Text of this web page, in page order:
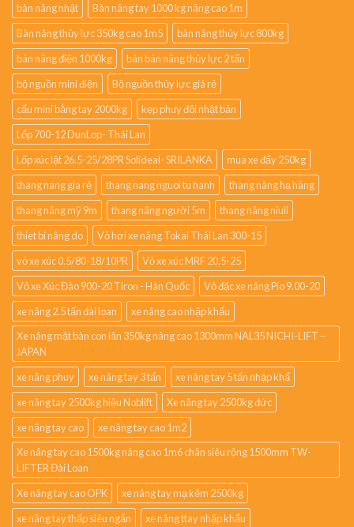
bàn nâng nhật
Bàn nâng tay 1000 kg nâng cao 1m
Bàn nâng thủy lực 350kg cao 1m5
bàn nâng thủy lực 800kg
bàn nâng điện 1000kg
bán bàn nâng thủy lực 2 tấn
bộ nguồn mini điện
Bộ nguồn thủy lực giá rẻ
cẩu mini bằng tay 2000kg
kẹp phuy đôi nhật bản
Lốp 700-12 DunLop- Thái Lan
Lốp xúc lật 26.5-25/28PR Solideal- SRILANKA
mua xe đẩy 250kg
thang nang gia rẻ
thang nang nguoi tu hanh
thang nâng hạ hàng
thang nâng mỹ 9m
thang nâng người 5m
thang nâng niuli
thiet bi nâng do
Vỏ hơi xe nâng Tokai Thái Lan 300-15
vỏ xe xúc 0.5/80-18/10PR
Vỏ xe xúc MRF 20.5-25
Vỏ xe Xúc Đào 900-20 Tiron - Hàn Quốc
Vỏ đặc xe nâng Pio 9.00-20
xe nâng 2.5 tấn đài loan
xe nâng cao nhập khẩu
Xe nâng mặt bàn con lăn 350kg nâng cao 1300mm NAL35 NICHI-LIFT –
JAPAN
xe nâng phuy
xe nâng tay 3 tấn
xe nâng tay 5 tấn nhập khẩ
xe nâng tay 2500kg hiệu Noblift
Xe nâng tay 2500kg đức
xe nâng tay cao
xe nâng tay cao 1m2
Xe nâng tay cao 1500kg nâng cao 1m6 chân siêu rộng 1500mm TW-
LIFTER Đài Loan
Xe nâng tay cao OPK
xe nâng tay mạ kẽm 2500kg
xe nâng tay thấp siêu ngắn
xe nâng ttay nhập khẩu